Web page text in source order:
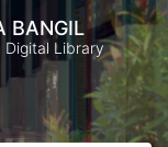
BANGIL
Digital Library